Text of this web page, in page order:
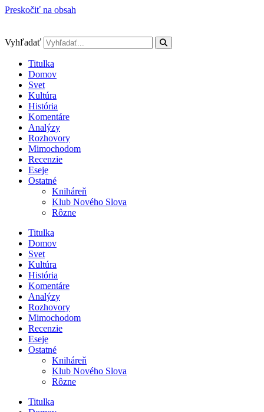
Preskočiť na obsah
Vyhľadať
Titulka
Domov
Svet
Kultúra
História
Komentáre
Analýzy
Rozhovory
Mimochodom
Recenzie
Eseje
Ostatné
Kniháreň
Klub Nového Slova
Rôzne
Titulka
Domov
Svet
Kultúra
História
Komentáre
Analýzy
Rozhovory
Mimochodom
Recenzie
Eseje
Ostatné
Kniháreň
Klub Nového Slova
Rôzne
Titulka